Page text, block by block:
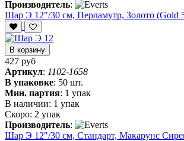
Производитель:
Шар Э 12"/30 см, Перламутр, Золото (Gold
В корзину
427 руб
Артикул: 1102-1658
В упаковке: 50 шт.
Мин. партия: 1 упак
В наличии: 1 упак
Скоро: 2 упак
Производитель:
Шар Э 12"/30 см, Стандарт, Макарунс